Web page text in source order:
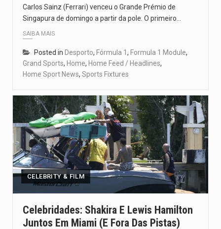
Carlos Sainz (Ferrari) venceu o Grande Prémio de
Singapura de domingo a partir da pole. O primeiro…
SAIBA MAIS
Posted in Desporto, Fórmula 1 , Formula 1 Module,
Grand Sports, Home, Home Feed / Headlines,
Home Sport News, Sports Fixtures
CELEBRITY & FILM
Celebridades: Shakira E Lewis Hamilton
Juntos Em Miami (e Fora Das Pistas)